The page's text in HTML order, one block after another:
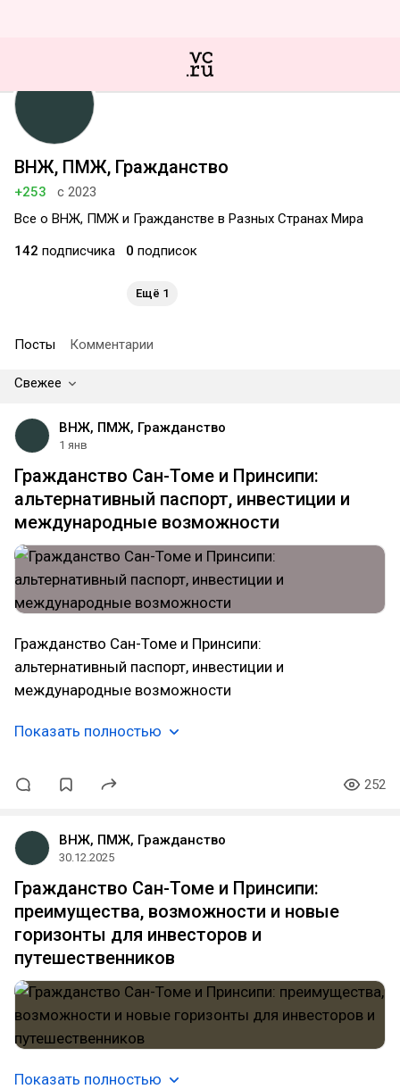
ВНЖ, ПМЖ, Гражданство
+253
с 2023
Все о ВНЖ, ПМЖ и Гражданстве в Разных Странах Мира
142 подписчика 0 подписок
Ещё 1
Посты Комментарии
Свежее
ВНЖ, ПМЖ, Гражданство
1 янв
Гражданство Сан-Томе и Принсипи:
альтернативный паспорт, инвестиции и
международные возможности
Гражданство Сан-Томе и Принсипи:
альтернативный паспорт, инвестиции и
международные возможности
Показать полностью
252
ВНЖ, ПМЖ, Гражданство
30.12.2025
Гражданство Сан-Томе и Принсипи:
преимущества, возможности и новые
горизонты для инвесторов и
путешественников
Показать полностью